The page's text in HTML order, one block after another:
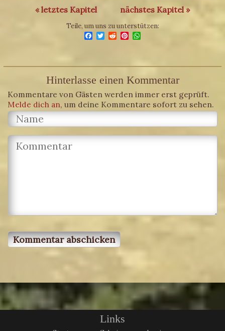
« letztes Kapitel nächstes Kapitel »
Teile, um uns zu unterstützen:
Facebook
Twitter
RedditPinterest
Hinterlasse einen Kommentar
Kommentare von Gästen werden immer erst geprüft.
Melde dich an, um deine Kommentare sofort zu sehen.
Links